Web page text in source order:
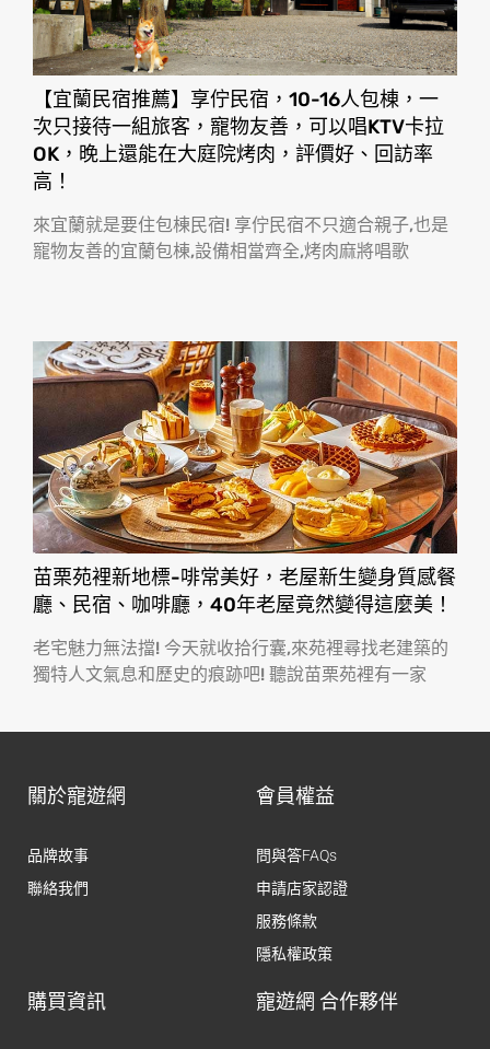
【宜蘭民宿推薦】享佇民宿，10-16人包棟，一
次只接待一組旅客，寵物友善，可以唱KTV卡拉
OK，晚上還能在大庭院烤肉，評價好、回訪率
高！
來宜蘭就是要住包棟民宿! 享佇民宿不只適合親子,也是
寵物友善的宜蘭包棟,設備相當齊全,烤肉麻將唱歌
苗栗苑裡新地標-啡常美好，老屋新生變身質感餐
廳、民宿、咖啡廳，40年老屋竟然變得這麼美！
老宅魅力無法擋! 今天就收拾行囊,來苑裡尋找老建築的
獨特人文氣息和歷史的痕跡吧! 聽說苗栗苑裡有一家
關於寵遊網
品牌故事
聯絡我們
會員權益
問與答FAQs
申請店家認證
服務條款
隱私權政策
購買資訊 寵遊網 合作夥伴